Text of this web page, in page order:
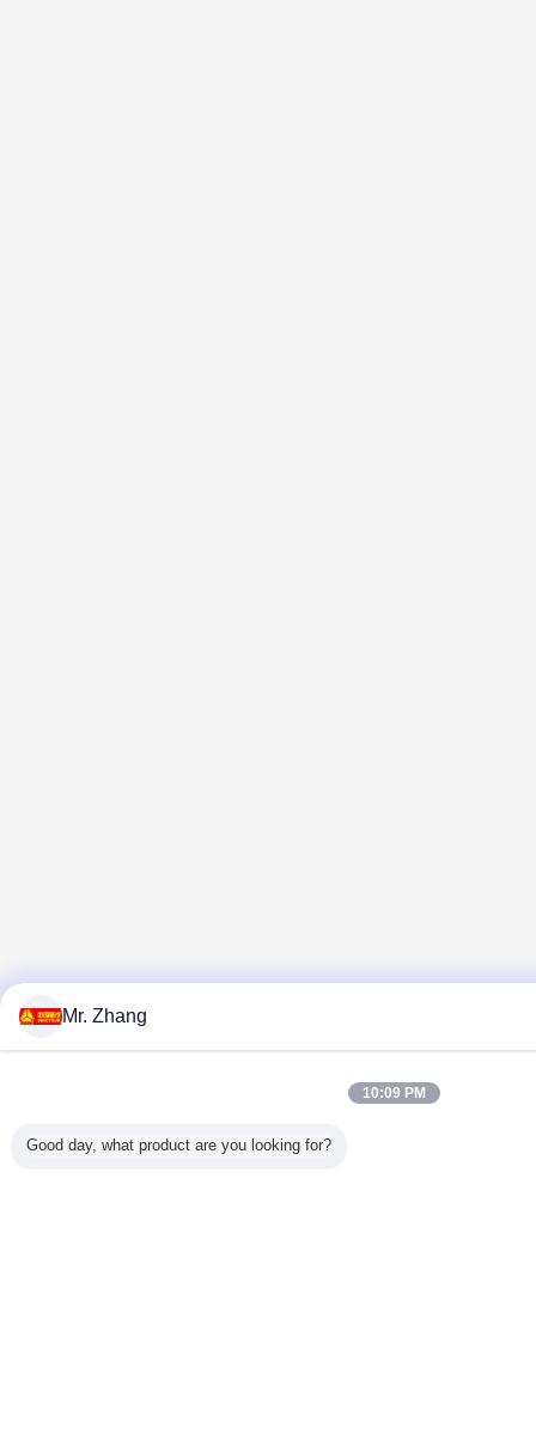
Mr. Zhang
10:09 PM
Good day, what product are you looking for?